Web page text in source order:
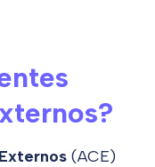
(ACE)